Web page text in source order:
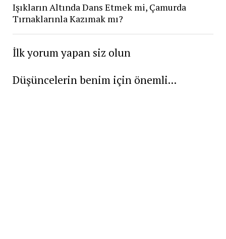
Işıkların Altında Dans Etmek mi, Çamurda
Tırnaklarınla Kazımak mı?
İlk yorum yapan siz olun
Düşüncelerin benim için önemli...